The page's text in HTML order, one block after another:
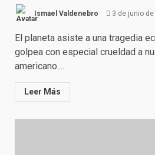
Ismael Valdenebro 3 de junio
El planeta asiste a una tragedia
golpea con especial crueldad a
americano....
Leer Más